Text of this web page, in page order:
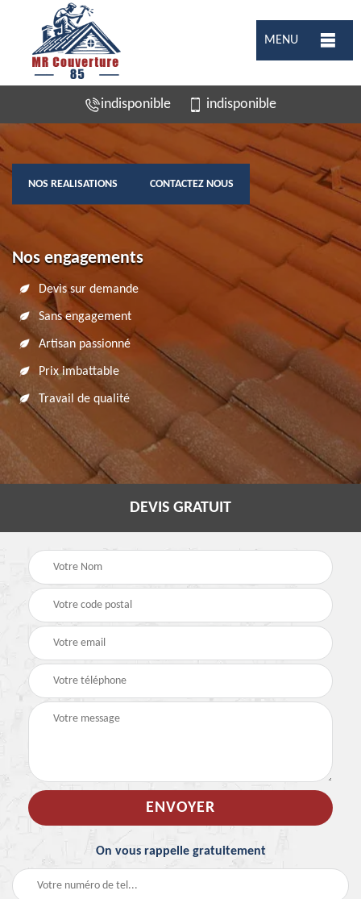
MENU
indisponible indisponible
NOS REALISATIONS CONTACTEZ NOUS
Nos engagements
Devis sur demande
Sans engagement
Artisan passionné
Prix imbattable
Travail de qualité
DEVIS GRATUIT
On vous rappelle gratuitement